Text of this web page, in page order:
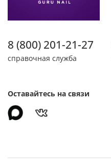
8 (800) 201-21-27
справочная служба
Оставайтесь на связи